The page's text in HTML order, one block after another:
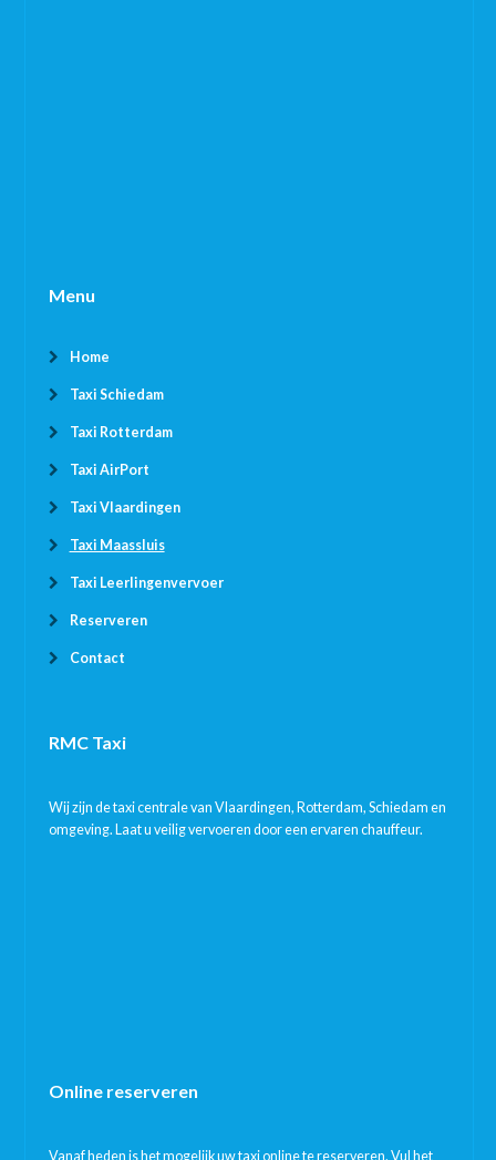
Menu
Home
Taxi Schiedam
Taxi Rotterdam
Taxi AirPort
Taxi Vlaardingen
Taxi Maassluis
Taxi Leerlingenvervoer
Reserveren
Contact
RMC Taxi
Wij zijn de taxi centrale van Vlaardingen, Rotterdam, Schiedam en
omgeving. Laat u veilig vervoeren door een ervaren chauffeur.
Online reserveren
Vanaf heden is het mogelijk uw taxi online te reserveren. Vul het